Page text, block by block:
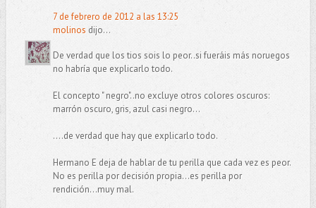
7 de febrero de 2012 a las 13:25
molinos dijo...
De verdad que los tios sois lo peor..si fueráis más noruegos
no habría que explicarlo todo.
El concepto " negro"..no excluye otros colores oscuros:
marrón oscuro, gris, azul casi negro...
....de verdad que hay que explicarlo todo.
Hermano E deja de hablar de tu perilla que cada vez es peor.
No es perilla por decisión propia...es perilla por
rendición...muy mal.